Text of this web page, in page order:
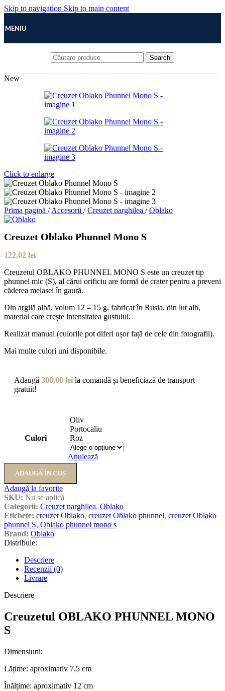
Skip to navigation Skip to main content
MENIU
Search
New
Click to enlarge
Prima pagină / Accesorii / Creuzet narghilea / Oblako
Creuzet Oblako Phunnel Mono S
122,02 lei
Creuzetul OBLAKO PHUNNEL MONO S este un creuzet tip
phunnel mic (S), al cărui orificiu are formă de crater pentru a preveni
căderea melasei în gaură.
Din argilă albă, volum 12 – 15 g, fabricat în Rusia, din lut alb,
material care crește intensitatea gustului.
Realizat manual (culorile pot diferi ușor față de cele din fotografii).
Mai multe culori uni disponibile.
Adaugă 300,00 lei la comandă și beneficiază de transport
gratuit!
Culori
Oliv
Portocaliu
Roz
Anulează
ADAUGĂ ÎN COȘ
Adaugă la favorite
SKU: Nu se aplică
Categorii: Creuzet narghilea, Oblako
Etichete: creuzet Oblako, creuzet Oblako phunnel, creuzet Oblako
phunnel S, Oblako phunnel mono s
Brand: Oblako
Distribuie:
Descriere
Recenzii (0)
Livrare
Descriere
Creuzetul OBLAKO PHUNNEL MONO
S
Dimensiuni:
Lățime: aproximativ 7,5 cm
Înălțime: aproximativ 12 cm